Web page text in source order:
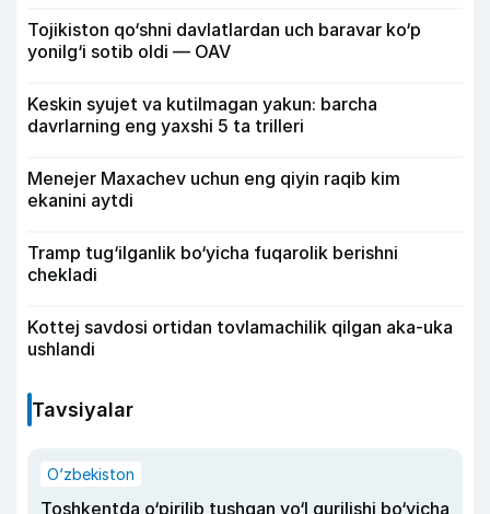
Tojikiston qo‘shni davlatlardan uch baravar ko‘p
yonilg‘i sotib oldi — OAV
Keskin syujet va kutilmagan yakun: barcha
davrlarning eng yaxshi 5 ta trilleri
Menejer Maxachev uchun eng qiyin raqib kim
ekanini aytdi
Tramp tug‘ilganlik bo‘yicha fuqarolik berishni
chekladi
Kottej savdosi ortidan tovlamachilik qilgan aka-uka
ushlandi
Tavsiyalar
O‘zbekiston
Toshkentda o‘pirilib tushgan yo‘l qurilishi bo‘yicha